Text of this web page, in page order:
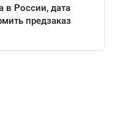
в России, дата
предзаказ